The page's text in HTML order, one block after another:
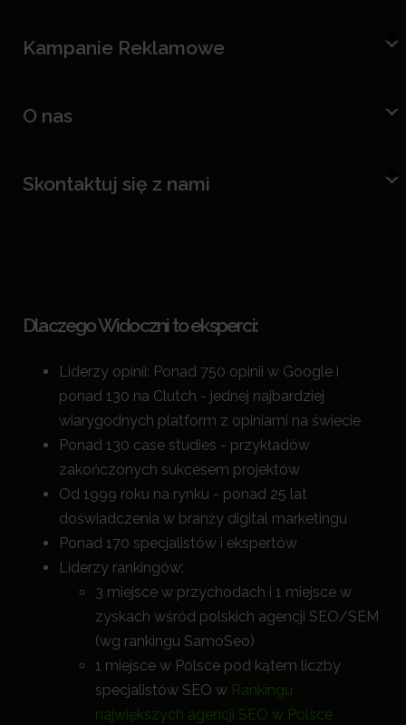
Kampanie Reklamowe
O nas
Skontaktuj się z nami
Dlaczego Widoczni to eksperci:
Liderzy opinii: Ponad 750 opinii w Google i
ponad 130 na Clutch - jednej najbardziej
wiarygodnych platform z opiniami na świecie
Ponad 130 case studies - przykładów
zakończonych sukcesem projektów
Od 1999 roku na rynku - ponad 25 lat
doświadczenia w branży digital marketingu
Ponad 170 specjalistów i ekspertów
Liderzy rankingów:
3 miejsce w przychodach i 1 miejsce w
zyskach wśród polskich agencji SEO/SEM
(wg rankingu SamoSeo)
1 miejsce w Polsce pod kątem liczby
specjalistów SEO w Rankingu
największych agencji SEO w Polsce